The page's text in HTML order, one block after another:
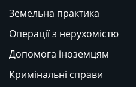
Земельна практика
Операції з нерухомістю
Допомога іноземцям
Кримінальні справи